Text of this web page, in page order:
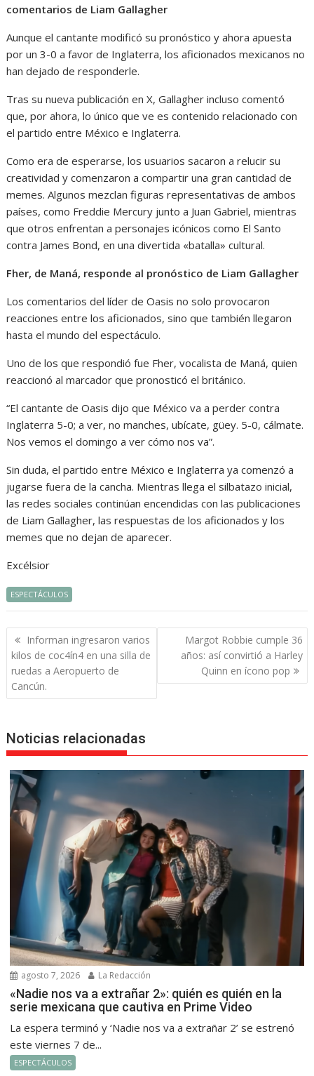
comentarios de Liam Gallagher
Aunque el cantante modificó su pronóstico y ahora apuesta
por un 3-0 a favor de Inglaterra, los aficionados mexicanos no
han dejado de responderle.
Tras su nueva publicación en X, Gallagher incluso comentó
que, por ahora, lo único que ve es contenido relacionado con
el partido entre México e Inglaterra.
Como era de esperarse, los usuarios sacaron a relucir su
creatividad y comenzaron a compartir una gran cantidad de
memes. Algunos mezclan figuras representativas de ambos
países, como Freddie Mercury junto a Juan Gabriel, mientras
que otros enfrentan a personajes icónicos como El Santo
contra James Bond, en una divertida «batalla» cultural.
Fher, de Maná, responde al pronóstico de Liam Gallagher
Los comentarios del líder de Oasis no solo provocaron
reacciones entre los aficionados, sino que también llegaron
hasta el mundo del espectáculo.
Uno de los que respondió fue Fher, vocalista de Maná, quien
reaccionó al marcador que pronosticó el británico.
“El cantante de Oasis dijo que México va a perder contra
Inglaterra 5-0; a ver, no manches, ubícate, güey. 5-0, cálmate.
Nos vemos el domingo a ver cómo nos va”.
Sin duda, el partido entre México e Inglaterra ya comenzó a
jugarse fuera de la cancha. Mientras llega el silbatazo inicial,
las redes sociales continúan encendidas con las publicaciones
de Liam Gallagher, las respuestas de los aficionados y los
memes que no dejan de aparecer.
Excélsior
ESPECTÁCULOS
Navegación
de
entradas
Informan ingresaron varios
kilos de coc4ín4 en una silla de
ruedas a Aeropuerto de
Cancún.
Margot Robbie cumple 36
años: así convirtió a Harley
Quinn en ícono pop
Noticias relacionadas
agosto 7, 2026 La Redacción
«Nadie nos va a extrañar 2»: quién es quién en la
serie mexicana que cautiva en Prime Video
La espera terminó y ‘Nadie nos va a extrañar 2’ se estrenó
este viernes 7 de...
ESPECTÁCULOS